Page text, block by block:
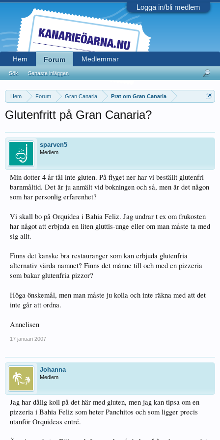
Logga in/bli medlem
Hem Forum Gran Canaria Prat om Gran Canaria
Glutenfritt på Gran Canaria?
sparven5
Medlem
Min dotter 4 år tål inte gluten. På flyget ner har vi beställt glutenfri
barnmåltid. Det är ju anmält vid bokningen och så, men är det någon
som har personlig erfarenhet?
Vi skall bo på Orquidea i Bahia Feliz. Jag undrar t ex om frukosten
har något att erbjuda en liten gluttis-unge eller om man måste ta med
sig allt.
Finns det kanske bra restauranger som kan erbjuda glutenfria
alternativ värda namnet? Finns det månne till och med en pizzeria
som bakar glutenfria pizzor?
Höga önskemål, men man måste ju kolla och inte räkna med att det
inte går att ordna.
Annelisen
17 januari 2007
Johanna
Medlem
Jag har dålig koll på det här med gluten, men jag kan tipsa om en
pizzeria i Bahia Feliz som heter Panchitos och som ligger precis
utanför Orquideas entré.
Hem Forum
Sök Senaste inläggen
Medlemmar